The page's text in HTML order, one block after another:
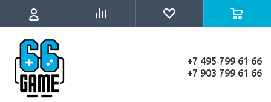
+7 495 799 61 66
+7 903 799 61 66